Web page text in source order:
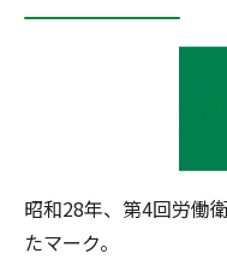
昭和28年、第4回労働
たマーク。